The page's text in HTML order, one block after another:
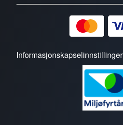
Informasjonskapselinnstillinger